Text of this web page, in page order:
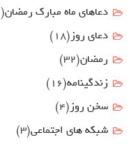
دعاهای ماه مبارک رمضان(31)
دعای روز (18)
رمضان(32)
زندگینامه(16)
سخن روز (4)
شبکه های اجتماعی(3)